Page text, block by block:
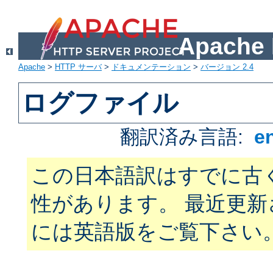
Apache
Apache > HTTP サーバ> ドキュメンテーション > バージョン 2.4
ログファイル
翻訳済み言語:
この日本語訳はすでに古
性があります。 最近更
には英語版をご覧下さい